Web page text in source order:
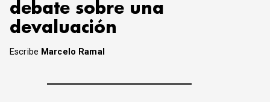
debate sobre una
devaluación
Escribe Marcelo Ramal